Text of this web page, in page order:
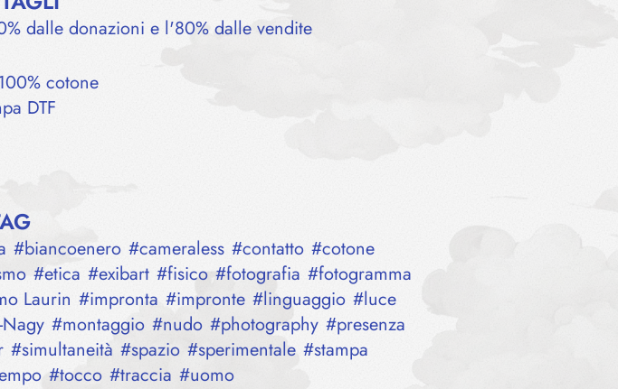
dalle donazioni e l'80% dalle vendite
cotone
DTF
#biancoenero #cameraless #contatto #cotone
#etica #exibart #fisico #fotografia #fotogramma
Laurin #impronta #impronte #linguaggio #luce
#montaggio #nudo #photography #presenza
#simultaneità #spazio #sperimentale #stampa
#tocco #traccia #uomo